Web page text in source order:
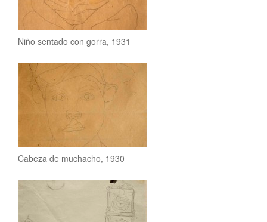
Niño sentado con gorra, 1931
Cabeza de muchacho, 1930